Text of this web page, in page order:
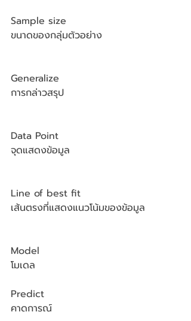
Sample size
ขนาดของกลุ่มตัวอย่าง
Generalize
การกล่าวสรุป
Data Point
จุดแสดงข้อมูล
Line of best fit
เส้นตรงที่แสดงแนวโน้มของข้อมูล
Model
โมเดล
Predict
คาดการณ์